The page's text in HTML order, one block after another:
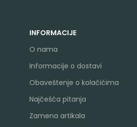
INFORMACIJE
O nama
Informacije o dostavi
Obaveštenje o kolačićima
Najčešća pitanja
Zamena artikala